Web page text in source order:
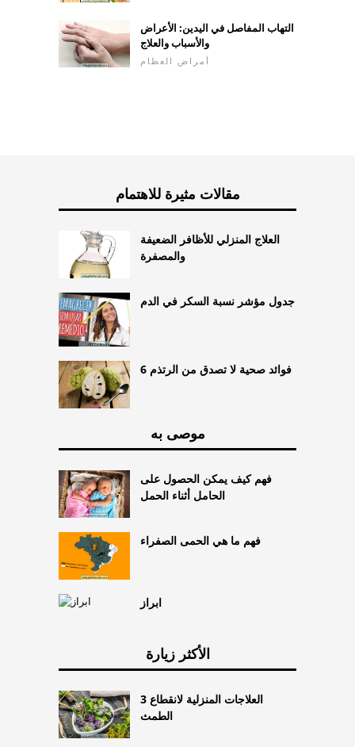
التهاب المفاصل في اليدين: الأعراض
والأسباب والعلاج
أمراض العظام
مقالات مثيرة للاهتمام
العلاج المنزلي للأظافر الضعيفة
والمصفرة
جدول مؤشر نسبة السكر في الدم
6 فوائد صحية لا تصدق من الرتذم
موصى به
فهم كيف يمكن الحصول على
الحامل أثناء الحمل
فهم ما هي الحمى الصفراء
ابراز
الأكثر زيارة
3 العلاجات المنزلية لانقطاع
الطمث